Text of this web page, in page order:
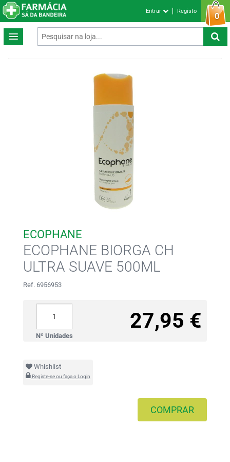
0
Entrar Registo
ECOPHANE
ECOPHANE BIORGA CH
ULTRA SUAVE 500ML
Ref. 6956953
27,95 €
Nº Unidades
Whishlist
Registe-se ou faça o Login
COMPRAR